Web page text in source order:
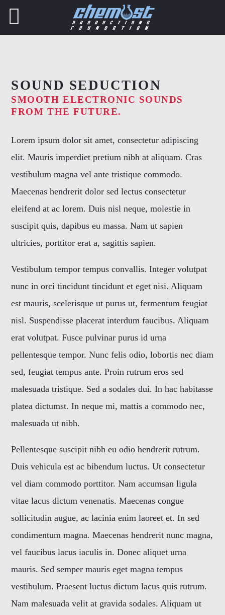
SHARE THIS PAGE ON:
Twitter
SOUND SEDUCTION
SMOOTH ELECTRONIC SOUNDS
FROM THE FUTURE.
Lorem ipsum dolor sit amet, consectetur adipiscing
elit. Mauris imperdiet pretium nibh at aliquam. Cras
vestibulum magna vel ante tristique commodo.
Maecenas hendrerit dolor sed lectus consectetur
eleifend at ac lorem. Duis nisl neque, molestie in
suscipit quis, dapibus eu massa. Nam ut sapien
ultricies, porttitor erat a, sagittis sapien.
Vestibulum tempor tempus convallis. Integer volutpat
nunc in orci tincidunt tincidunt et eget nisi. Aliquam
est mauris, scelerisque ut purus ut, fermentum feugiat
nisl. Suspendisse placerat interdum faucibus. Aliquam
erat volutpat. Fusce pulvinar purus id urna
pellentesque tempor. Nunc felis odio, lobortis nec diam
sed, feugiat tempus ante. Proin rutrum eros sed
malesuada tristique. Sed a sodales dui. In hac habitasse
platea dictumst. In neque mi, mattis a commodo nec,
malesuada ut nibh.
Pellentesque suscipit nibh eu odio hendrerit rutrum.
Duis vehicula est ac bibendum luctus. Ut consectetur
vel diam commodo porttitor. Nam accumsan ligula
vitae lacus dictum venenatis. Maecenas congue
sollicitudin augue, ac lacinia enim laoreet et. In sed
condimentum magna. Maecenas hendrerit nunc magna,
vel faucibus lacus iaculis in. Donec aliquet urna
mauris. Sed semper mauris eget magna tempus
vestibulum. Praesent luctus dictum lacus quis rutrum.
Nam malesuada velit at gravida sodales. Aliquam ut